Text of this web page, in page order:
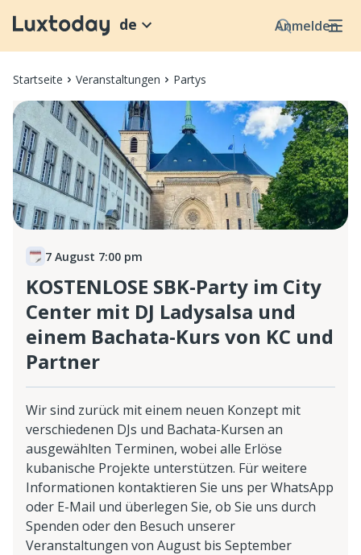
Anmelden
de
Startseite Veranstaltungen Partys
7 August 7:00 pm
KOSTENLOSE SBK-Party im City
Center mit DJ Ladysalsa und
einem Bachata-Kurs von KC und
Partner
Wir sind zurück mit einem neuen Konzept mit
verschiedenen DJs und Bachata-Kursen an
ausgewählten Terminen, wobei alle Erlöse
kubanische Projekte unterstützen. Für weitere
Informationen kontaktieren Sie uns per WhatsApp
oder E-Mail und überlegen Sie, ob Sie uns durch
Spenden oder den Besuch unserer
Veranstaltungen von August bis September